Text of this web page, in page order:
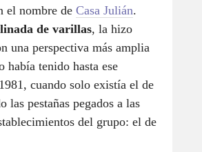
el nombre de Casa Julián.
de varillas, la hizo
una perspectiva más amplia
había tenido hasta ese
cuando solo existía el de
las pestañas pegados a las
del grupo: el de